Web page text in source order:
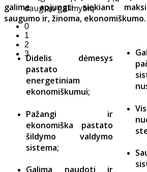
daugiau galimybių
0
1
2
3
galime apjungti siekiant
saugumo ir, žinoma, ekonomiškumo.
Didelis dėmesys
pastato
energetiniam
ekonomiškumui;
Pažangi ir
ekonomiška pastato
šildymo valdymo
sistema;
Galima naudoti ir